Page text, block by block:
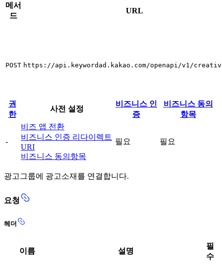
메서
드
URL
POST https://api.keywordad.kakao.com/openapi/v1/
권
한
사전 설정
비즈니스 인
증
비즈니스 동의
항목
-
비즈 앱 전환
비즈니스 인증 리다이렉트
URI
비즈니스 동의항목
필요 필요
광고그룹에 광고소재를 연결합니다.
요청
헤더
이름 설명
필
수